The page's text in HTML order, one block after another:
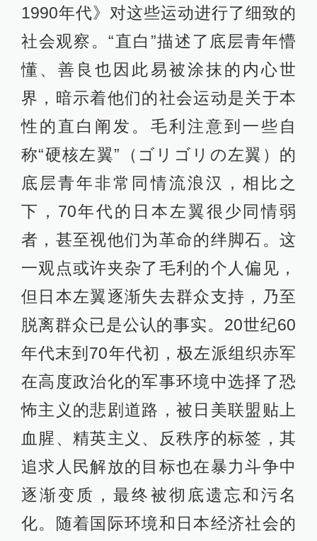
1990年代》对这些运动进行了细致的
社会观察。“直白”描述了底层青年懵
懂、善良也因此易被涂抹的内心世
界，暗示着他们的社会运动是关于本
性的直白阐发。毛利注意到一些自
称“硬核左翼”（ゴリゴリの左翼）的
底层青年非常同情流浪汉，相比之
下，70年代的日本左翼很少同情弱
者，甚至视他们为革命的绊脚石。这
一观点或许夹杂了毛利的个人偏见，
但日本左翼逐渐失去群众支持，乃至
脱离群众已是公认的事实。20世纪60
年代末到70年代初，极左派组织赤军
在高度政治化的军事环境中选择了恐
怖主义的悲剧道路，被日美联盟贴上
血腥、精英主义、反秩序的标签，其
追求人民解放的目标也在暴力斗争中
逐渐变质，最终被彻底遗忘和污名
化。随着国际环境和日本经济社会的